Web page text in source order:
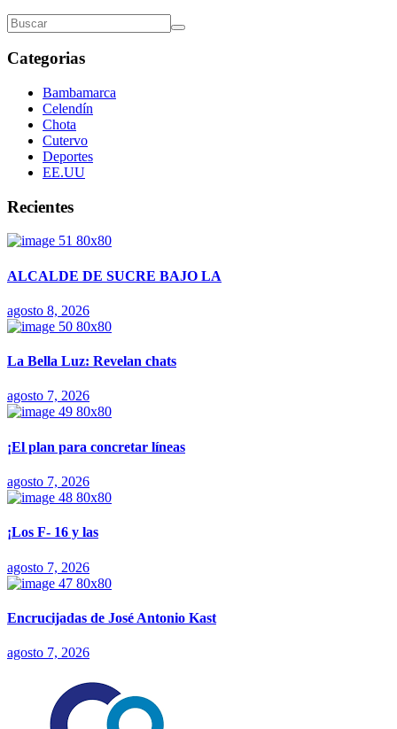
Categorias
Bambamarca
Celendín
Chota
Cutervo
Deportes
EE.UU
Recientes
ALCALDE DE SUCRE BAJO LA
agosto 8, 2026
La Bella Luz: Revelan chats
agosto 7, 2026
¡El plan para concretar líneas
agosto 7, 2026
¡Los F- 16 y las
agosto 7, 2026
Encrucijadas de José Antonio Kast
agosto 7, 2026